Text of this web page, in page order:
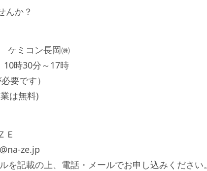
んか？
ケミコン長岡㈱
時30分～17時
要です）
は無料)
Ｅ
ze.jp
を記載の上、電話・メールでお申し込みください。